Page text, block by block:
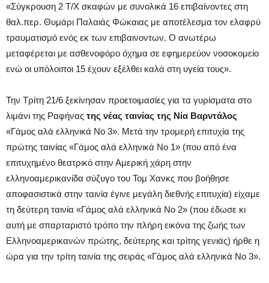
«Σύγκρουση 2 T/Χ σκαφών με συνολικά 16 επιβαίνοντες στη
θαλ.περ. Θυμάρι Παλαιάς Φώκαιας με αποτέλεσμα τον ελαφρύ
τραυματισμό ενός εκ των επιβαινοντων. O ανωτέρω
μεταφέρεται με ασθενοφόρο όχημα σε εφημερεύον νοσοκομείο
ενώ οι υπόλοιποι 15 έχουν εξέλθει καλά στη υγεία τους».
Την Τρίτη 21/6 ξεκίνησαν προετοιμασίες για τα γυρίσματα στο
λιμάνι της Ραφήνας της νέας ταινίας της Νία Βαρντάλος
«Γάμος αλά ελληνικά Νο 3». Μετά την τρομερή επιτυχία της
πρώτης ταινίας «Γάμος αλά ελληνικά Νο 1» (που από ένα
επιτυχημένο θεατρικό στην Αμερική χάρη στην
ελληνοαμερικανίδα σύζυγο του Τομ Χανκς που βοήθησε
αποφασιστικά στην ταινία έγινε μεγάλη διεθνής επιτυχία) είχαμε
τη δεύτερη ταινία «Γάμος αλά ελληνικά Νο 2» (που έδωσε κι
αυτή με σπαρταριστό τρόπο την πλήρη εικόνα της ζωής των
Ελληνοαμερικανών πρώτης, δεύτερης και τρίτης γενιάς) ήρθε η
ώρα για την τρίτη ταινία της σειράς «Γάμος αλά ελληνικά Νο 3».